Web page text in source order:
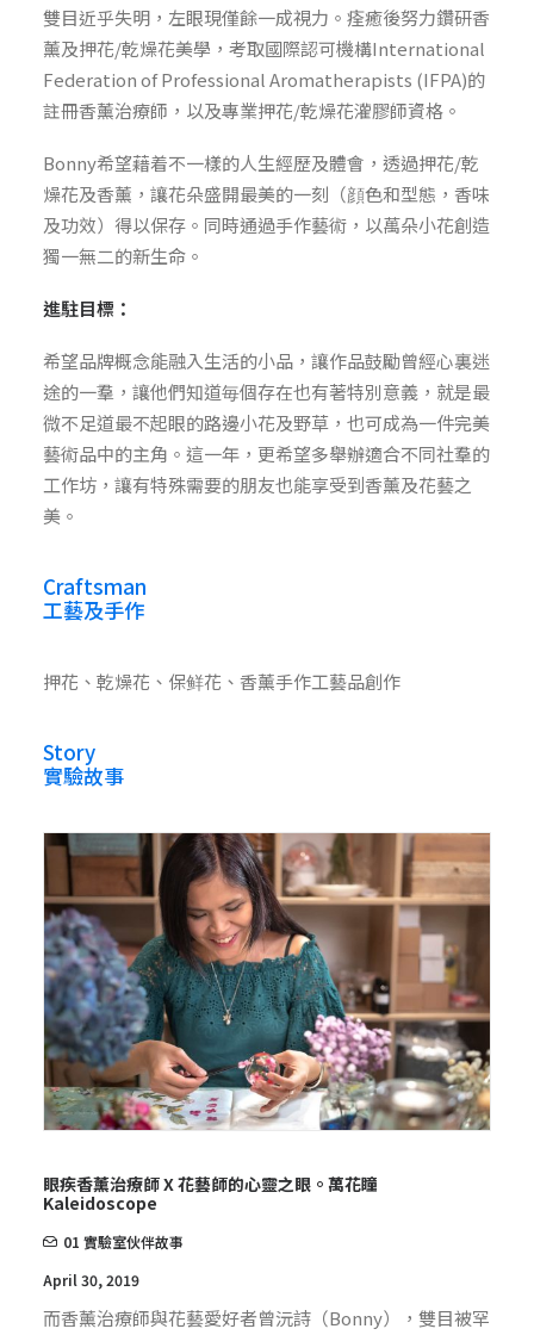
雙目近乎失明，左眼現僅餘一成視力。痊癒後努力鑽研香
薰及押花/乾燥花美學，考取國際認可機構International
Federation of Professional Aromatherapists (IFPA)的
註冊香薰治療師，以及專業押花/乾燥花灌膠師資格。
Bonny希望藉着不一樣的人生經歷及體會，透過押花/乾
燥花及香薰，讓花朵盛開最美的一刻（顔色和型態，香味
及功效）得以保存。同時通過手作藝術，以萬朵小花創造
獨一無二的新生命。
進駐目標：
希望品牌概念能融入生活的小品，讓作品鼓勵曾經心裏迷
途的一羣，讓他們知道毎個存在也有著特別意義，就是最
微不足道最不起眼的路邊小花及野草，也可成為一件完美
藝術品中的主角。這一年，更希望多舉辦適合不同社羣的
工作坊，讓有特殊需要的朋友也能享受到香薰及花藝之
美。
Craftsman
工藝及手作
押花、乾燥花、保鲜花、香薰手作工藝品創作
Story
實驗故事
眼疾香薰治療師 X 花藝師的心靈之眼。萬花瞳
Kaleidoscope
01 實驗室伙伴故事
April 30, 2019
而香薰治療師與花藝愛好者曾沅詩（Bonny），雙目被罕